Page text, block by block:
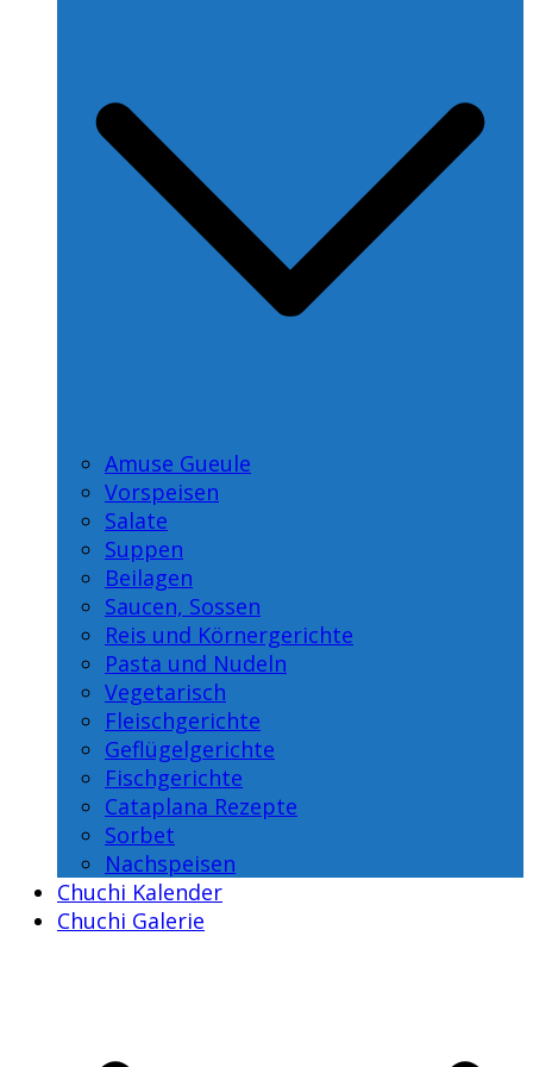
Amuse Gueule
Vorspeisen
Salate
Suppen
Beilagen
Saucen, Sossen
Reis und Körnergerichte
Pasta und Nudeln
Vegetarisch
Fleischgerichte
Geflügelgerichte
Fischgerichte
Cataplana Rezepte
Sorbet
Nachspeisen
Chuchi Kalender
Chuchi Galerie